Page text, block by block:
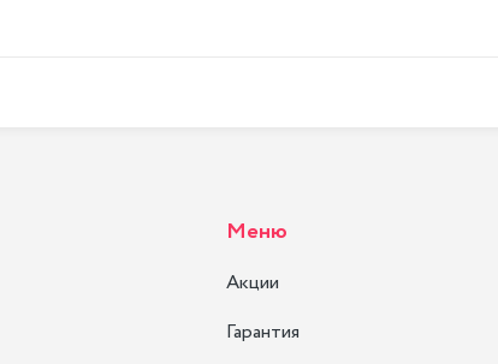
Меню
Акции
Гарантия